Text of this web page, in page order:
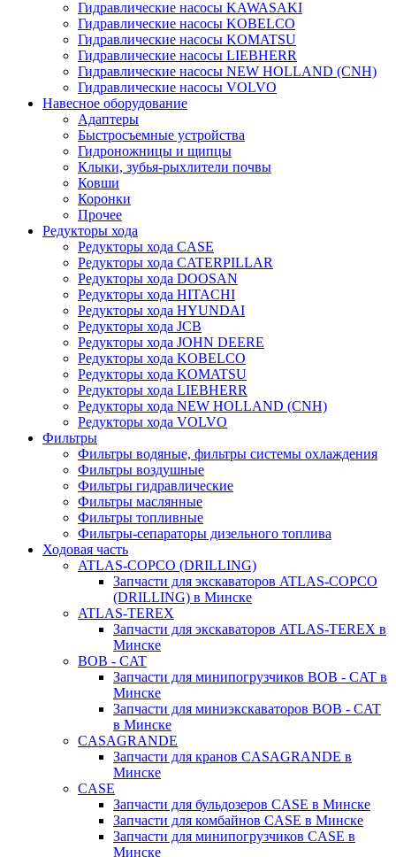
Гидравлические насосы KAWASAKI
Гидравлические насосы KOBELCO
Гидравлические насосы KOMATSU
Гидравлические насосы LIEBHERR
Гидравлические насосы NEW HOLLAND (CNH)
Гидравлические насосы VOLVO
Навесное оборудование
Адаптеры
Быстросъемные устройства
Гидроножницы и щипцы
Клыки, зубья-рыхлители почвы
Ковши
Коронки
Прочее
Редукторы хода
Редукторы хода CASE
Редукторы хода CATERPILLAR
Редукторы хода DOOSAN
Редукторы хода HITACHI
Редукторы хода HYUNDAI
Редукторы хода JCB
Редукторы хода JOHN DEERE
Редукторы хода KOBELCO
Редукторы хода KOMATSU
Редукторы хода LIEBHERR
Редукторы хода NEW HOLLAND (CNH)
Редукторы хода VOLVO
Фильтры
Фильтры водяные, фильтры системы охлаждения
Фильтры воздушные
Фильтры гидравлические
Фильтры маслянные
Фильтры топливные
Фильтры-сепараторы дизельного топлива
Ходовая часть
ATLAS-COPCO (DRILLING)
Запчасти для экскаваторов ATLAS-COPCO
(DRILLING) в Минске
ATLAS-TEREX
Запчасти для экскаваторов ATLAS-TEREX в
Минске
BOB - CAT
Запчасти для минипогрузчиков BOB - CAT в
Минске
Запчасти для миниэкскаваторов BOB - CAT
в Минске
CASAGRANDE
Запчасти для кранов CASAGRANDE в
Минске
CASE
Запчасти для бульдозеров CASE в Минске
Запчасти для комбайнов CASE в Минске
Запчасти для минипогрузчиков CASE в
Минске